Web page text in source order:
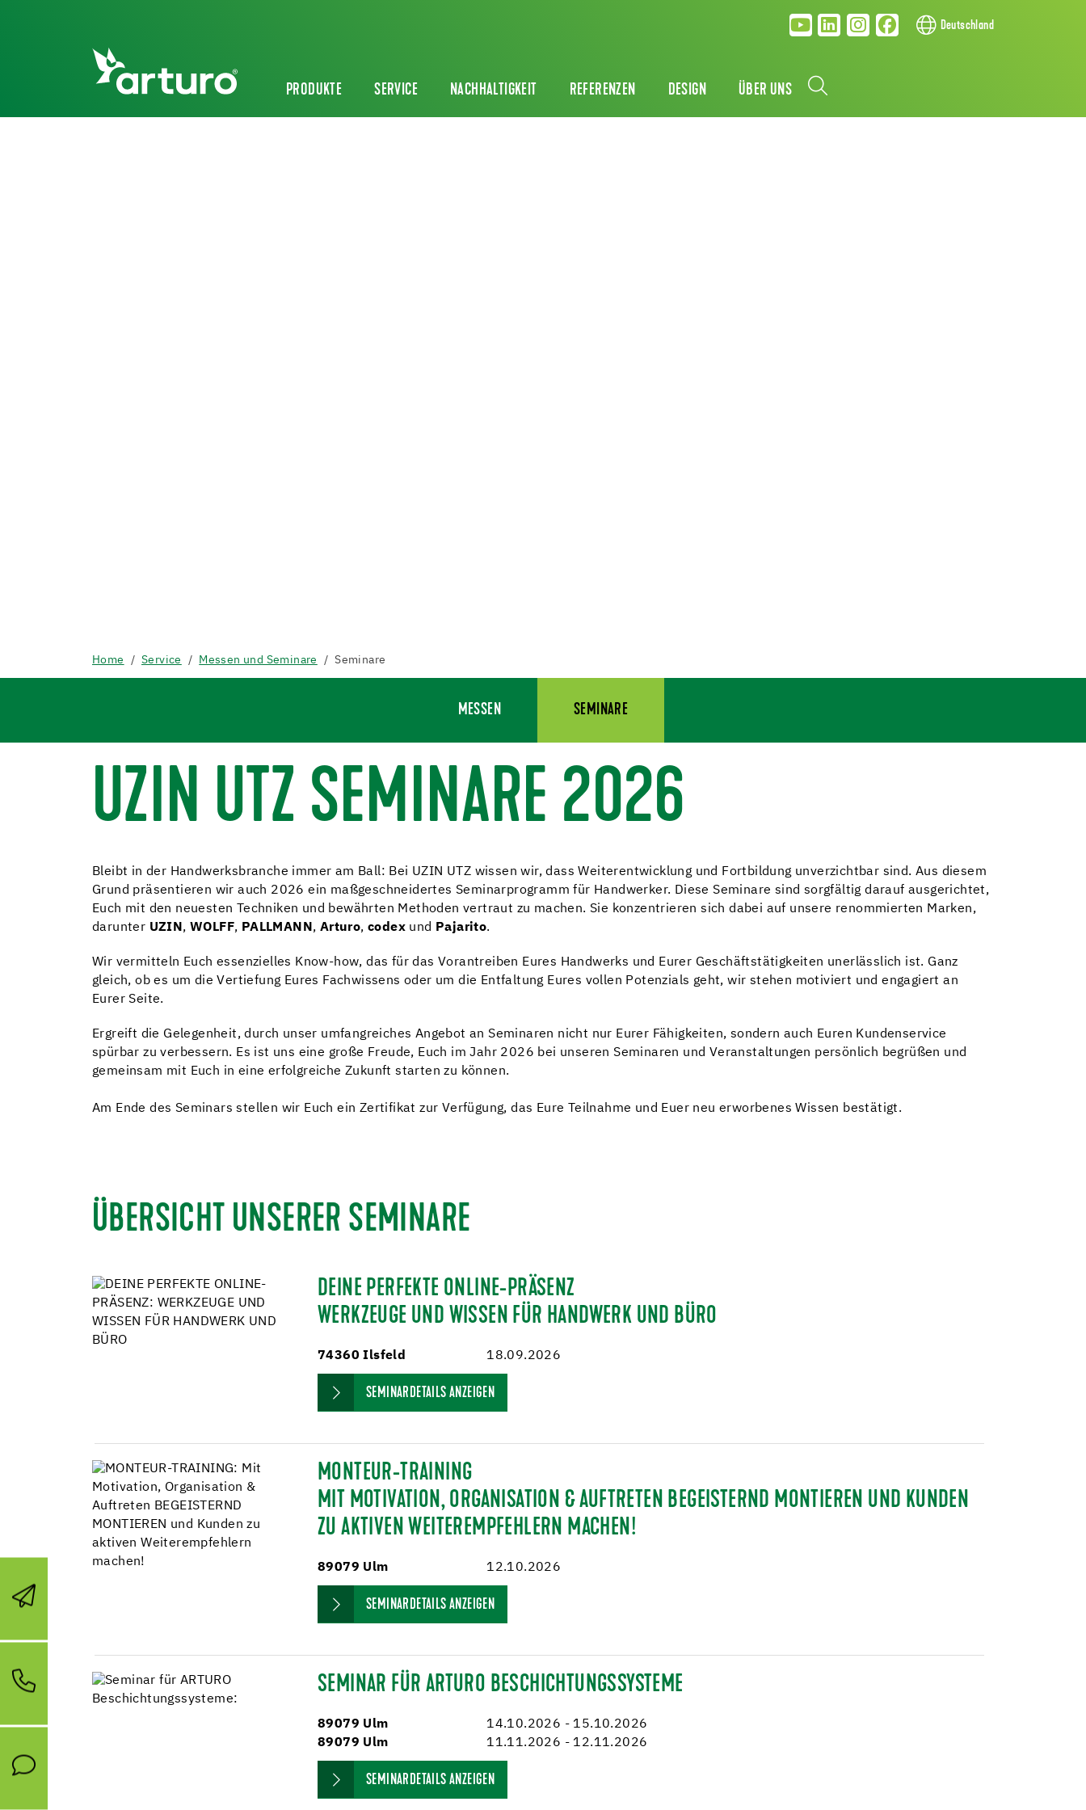
Deutschland
PRODUKTE SERVICE NACHHALTIGKEIT REFERENZEN DESIGN ÜBER UNS
Home Service Messen und Seminare Seminare
MESSEN SEMINARE
UZIN UTZ SEMINARE 2026
Bleibt in der Handwerksbranche immer am Ball: Bei UZIN UTZ wissen wir, dass Weiterentwicklung und Fortbildung unverzichtbar sind. Aus diesem
Grund präsentieren wir auch 2026 ein maßgeschneidertes Seminarprogramm für Handwerker. Diese Seminare sind sorgfältig darauf ausgerichtet,
Euch mit den neuesten Techniken und bewährten Methoden vertraut zu machen. Sie konzentrieren sich dabei auf unsere renommierten Marken,
darunter UZIN ,WOLFF, PALLMANN , Arturo,codex und Pajarito.
Wir vermitteln Euch essenzielles Know-how, das für das Vorantreiben Eures Handwerks und Eurer Geschäftstätigkeiten unerlässlich ist. Ganz
gleich, ob es um die Vertiefung Eures Fachwissens oder um die Entfaltung Eures vollen Potenzials geht, wir stehen motiviert und engagiert an
Eurer Seite.
Ergreift die Gelegenheit, durch unser umfangreiches Angebot an Seminaren nicht nur Eurer Fähigkeiten, sondern auch Euren Kundenservice
spürbar zu verbessern. Es ist uns eine große Freude, Euch im Jahr 2026 bei unseren Seminaren und Veranstaltungen persönlich begrüßen und
gemeinsam mit Euch in eine erfolgreiche Zukunft starten zu können.
Am Ende des Seminars stellen wir Euch ein Zertifikat zur Verfügung, das Eure Teilnahme und Euer neu erworbenes Wissen bestätigt.
ÜBERSICHT UNSERER SEMINARE
DEINE PERFEKTE ONLINE-PRÄSENZ
WERKZEUGE UND WISSEN FÜR HANDWERK UND BÜRO
74360 Ilsfeld 18.09.2026
SEMINARDETAILS ANZEIGEN
MONTEUR-TRAINING
MIT MOTIVATION, ORGANISATION & AUFTRETEN BEGEISTERND MONTIEREN UND KUNDEN
ZU AKTIVEN WEITEREMPFEHLERN MACHEN!
89079 Ulm 12.10.2026
SEMINARDETAILS ANZEIGEN
SEMINAR FÜR ARTURO BESCHICHTUNGSSYSTEME
89079 Ulm
14.10.2026 - 15.10.2026
89079 Ulm
11.11.2026 - 12.11.2026
SEMINARDETAILS ANZEIGEN